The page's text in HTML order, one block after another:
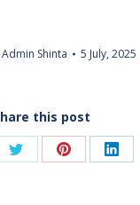
Admin Shinta 5 July, 2025
this post
Share Share Share